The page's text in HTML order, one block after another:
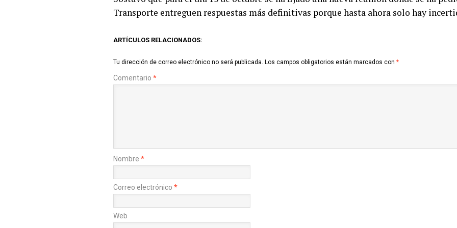
Transporte entreguen respuestas más definitivas porque hasta ahora solo hay
ARTÍCULOS RELACIONADOS:
Tu dirección de correo electrónico no será publicada. Los campos obligatorios están marcados con *
Comentario *
Nombre *
Correo electrónico *
Web